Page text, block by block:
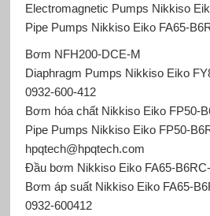
Electromagnetic Pumps Nikkiso
Pipe Pumps Nikkiso Eiko FA65-
Bơm NFH200-DCE-M
Diaphragm Pumps Nikkiso Eiko
0932-600-412
Bơm hóa chất Nikkiso EikoFP50-
Pipe Pumps Nikkiso Eiko FP50-
hpqtech@hpqtech.com
Đầu bơm Nikkiso Eiko FA65-
Bơm áp suất Nikkiso Eiko FA65-
0932-600412